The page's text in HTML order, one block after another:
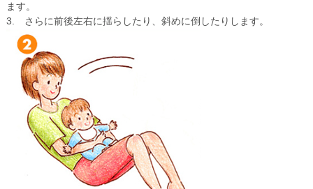
ます。
3. さらに前後左右に揺らしたり、斜めに倒したりします。